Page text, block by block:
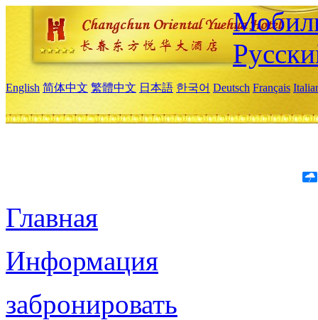
English 简体中文 繁體中文 日本語 한국어 Deutsch Français
Главная
Информация
забронировать